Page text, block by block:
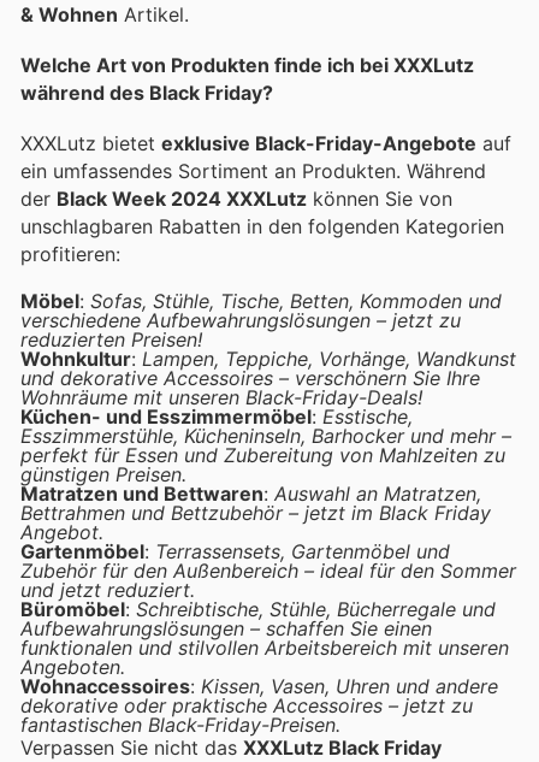
& Wohnen Artikel.
Welche Art von Produkten finde ich bei XXXLutz
während des Black Friday?
XXXLutz bietet exklusive Black-Friday-Angebote auf
ein umfassendes Sortiment an Produkten. Während
der Black Week 2024 XXXLutz können Sie von
unschlagbaren Rabatten in den folgenden Kategorien
profitieren:
Möbel: Sofas, Stühle, Tische, Betten, Kommoden und
verschiedene Aufbewahrungslösungen – jetzt zu
reduzierten Preisen!
Wohnkultur: Lampen, Teppiche, Vorhänge, Wandkunst
und dekorative Accessoires – verschönern Sie Ihre
Wohnräume mit unseren Black-Friday-Deals!
Küchen- und Esszimmermöbel: Esstische,
Esszimmerstühle, Kücheninseln, Barhocker und mehr –
perfekt für Essen und Zubereitung von Mahlzeiten zu
günstigen Preisen.
Matratzen und Bettwaren: Auswahl an Matratzen,
Bettrahmen und Bettzubehör – jetzt im Black Friday
Angebot.
Gartenmöbel: Terrassensets, Gartenmöbel und
Zubehör für den Außenbereich – ideal für den Sommer
und jetzt reduziert.
Büromöbel: Schreibtische, Stühle, Bücherregale und
Aufbewahrungslösungen – schaffen Sie einen
funktionalen und stilvollen Arbeitsbereich mit unseren
Angeboten.
Wohnaccessoires: Kissen, Vasen, Uhren und andere
dekorative oder praktische Accessoires – jetzt zu
fantastischen Black-Friday-Preisen.
Verpassen Sie nicht das XXXLutz Black Friday